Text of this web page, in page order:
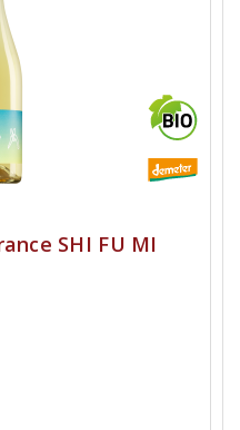
SHI FU MI